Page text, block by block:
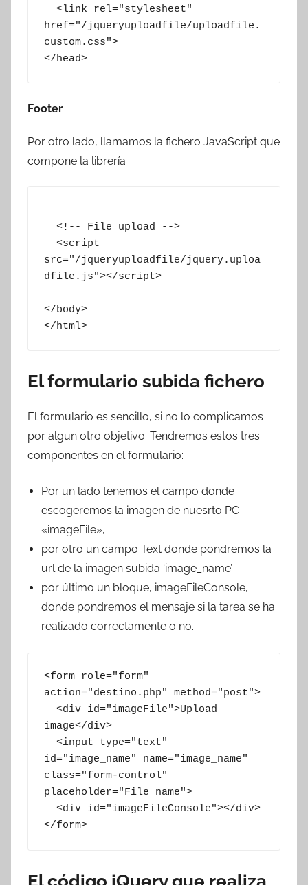
href="/jqueryuploadfile/uploadfile.
custom.css">
</head>
Footer
Por otro lado, llamamos la fichero JavaScript que
compone la librería
src="/jqueryuploadfile/jquery.uploa
dfile.js"></script>
</body>
</html>
El formulario subida fichero
El formulario es sencillo, si no lo complicamos
por algun otro objetivo. Tendremos estos tres
componentes en el formulario:
Por un lado tenemos el campo donde
escogeremos la imagen de nuesrto PC
«imageFile»,
por otro un campo Text donde pondremos la
url de la imagen subida ‘image_name’
por último un bloque, imageFileConsole,
donde pondremos el mensaje si la tarea se ha
realizado correctamente o no.
<form role="form"
action="destino.php" method="post">
image</div>
id="image_name" name="image_name"
class="form-control"
placeholder="File name">
</form>
El código jQuery que realiza